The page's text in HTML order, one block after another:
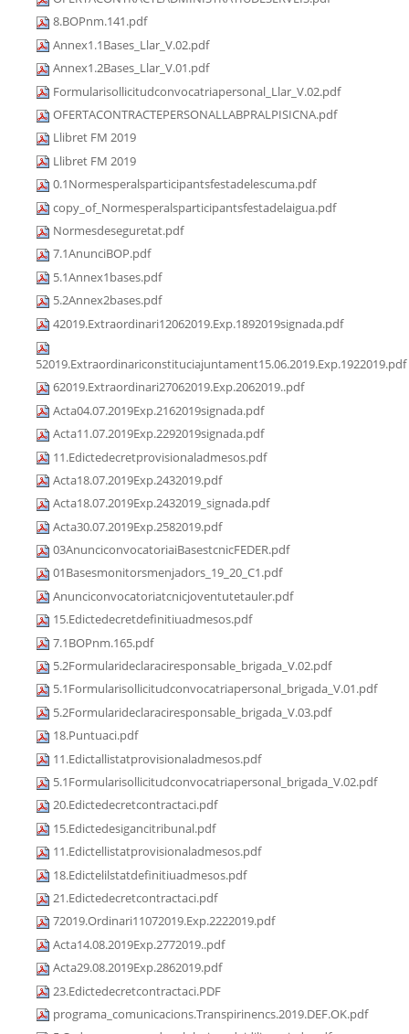
8.BOPnm.141.pdf
Annex1.1Bases_Llar_V.02.pdf
Annex1.2Bases_Llar_V.01.pdf
Formularisollicitudconvocatriapersonal_Llar_V.02.pdf
OFERTACONTRACTEPERSONALLABPRALPISICNA.pdf
Llibret FM 2019
Llibret FM 2019
0.1Normesperalsparticipantsfestadelescuma.pdf
copy_of_Normesperalsparticipantsfestadelaigua.pdf
Normesdeseguretat.pdf
7.1AnunciBOP.pdf
5.1Annex1bases.pdf
5.2Annex2bases.pdf
42019.Extraordinari12062019.Exp.1892019signada.pdf
52019.Extraordinariconstituciajuntament15.06.2019.Exp.1922019.pdf
62019.Extraordinari27062019.Exp.2062019..pdf
Acta04.07.2019Exp.2162019signada.pdf
Acta11.07.2019Exp.2292019signada.pdf
11.Edictedecretprovisionaladmesos.pdf
Acta18.07.2019Exp.2432019.pdf
Acta18.07.2019Exp.2432019_signada.pdf
Acta30.07.2019Exp.2582019.pdf
03AnunciconvocatoriaiBasestcnicFEDER.pdf
01Basesmonitorsmenjadors_19_20_C1.pdf
Anunciconvocatoriatcnicjoventutetauler.pdf
15.Edictedecretdefinitiuadmesos.pdf
7.1BOPnm.165.pdf
5.2Formularideclaraciresponsable_brigada_V.02.pdf
5.1Formularisollicitudconvocatriapersonal_brigada_V.01.pdf
5.2Formularideclaraciresponsable_brigada_V.03.pdf
18.Puntuaci.pdf
11.Edictallistatprovisionaladmesos.pdf
5.1Formularisollicitudconvocatriapersonal_brigada_V.02.pdf
20.Edictedecretcontractaci.pdf
15.Edictedesigancitribunal.pdf
11.Edictellistatprovisionaladmesos.pdf
18.Edictelilstatdefinitiuadmesos.pdf
21.Edictedecretcontractaci.pdf
72019.Ordinari11072019.Exp.2222019.pdf
Acta14.08.2019Exp.2772019..pdf
Acta29.08.2019Exp.2862019.pdf
23.Edictedecretcontractaci.PDF
programa_comunicacions.Transpirinencs.2019.DEF.OK.pdf